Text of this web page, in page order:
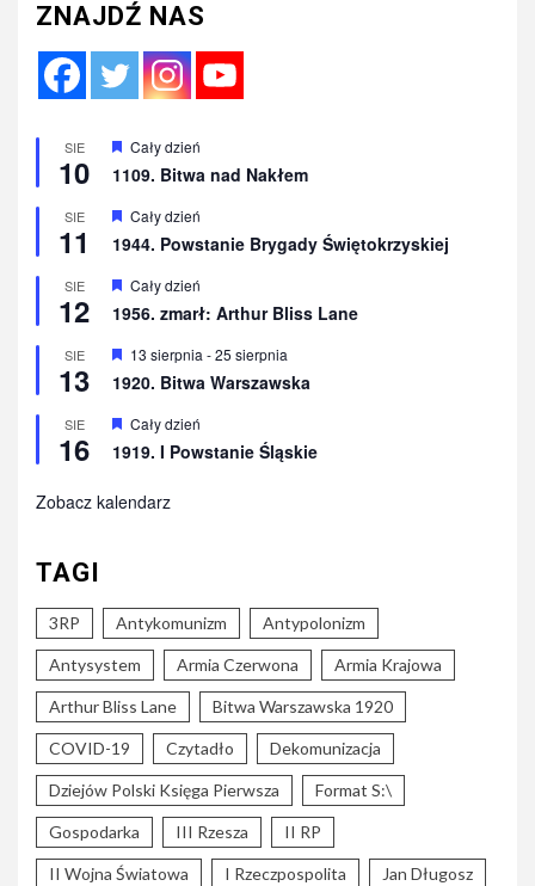
ZNAJDŹ NAS
SIE
10
Wyróżnione
Cały dzień
1109. Bitwa nad Nakłem
SIE
11
Wyróżnione
Cały dzień
1944. Powstanie Brygady Świętokrzyskiej
SIE
12
Wyróżnione
Cały dzień
1956. zmarł: Arthur Bliss Lane
SIE
13
Wyróżnione
13 sierpnia-25 sierpnia
1920. Bitwa Warszawska
SIE
16
Wyróżnione
Cały dzień
1919. I Powstanie Śląskie
Zobacz kalendarz
TAGI
3RP Antykomunizm Antypolonizm
Antysystem Armia Czerwona Armia Krajowa
Arthur Bliss Lane Bitwa Warszawska 1920
COVID-19 Czytadło Dekomunizacja
Dziejów Polski Księga Pierwsza Format S:\
Gospodarka III Rzesza II RP
II Wojna Światowa I Rzeczpospolita Jan Długosz